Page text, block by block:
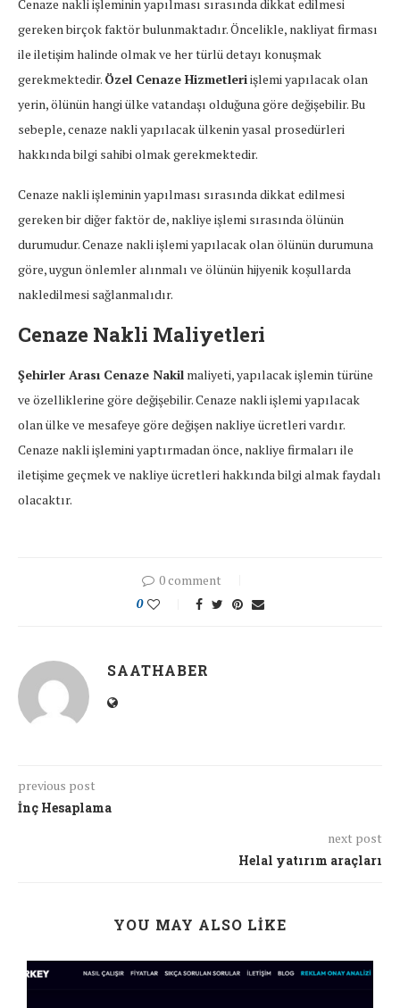
Cenaze nakli işleminin yapılması sırasında dikkat edilmesi
gereken birçok faktör bulunmaktadır. Öncelikle, nakliyat firması
ile iletişim halinde olmak ve her türlü detayı konuşmak
gerekmektedir. Özel Cenaze Hizmetleriişlemi yapılacak olan
yerin, ölünün hangi ülke vatandaşı olduğuna göre değişebilir. Bu
sebeple, cenaze nakli yapılacak ülkenin yasal prosedürleri
hakkında bilgi sahibi olmak gerekmektedir.
Cenaze nakli işleminin yapılması sırasında dikkat edilmesi
gereken bir diğer faktör de, nakliye işlemi sırasında ölünün
durumudur. Cenaze nakli işlemi yapılacak olan ölünün durumuna
göre, uygun önlemler alınmalı ve ölünün hijyenik koşullarda
nakledilmesi sağlanmalıdır.
Cenaze Nakli Maliyetleri
Şehirler Arası Cenaze Nakil maliyeti, yapılacak işlemin türüne
ve özelliklerine göre değişebilir. Cenaze nakli işlemi yapılacak
olan ülke ve mesafeye göre değişen nakliye ücretleri vardır.
Cenaze nakli işlemini yaptırmadan önce, nakliye firmaları ile
iletişime geçmek ve nakliye ücretleri hakkında bilgi almak faydalı
olacaktır.
0 comment
0
SAATHABER
previous post
İnç Hesaplama
next post
Helal yatırım araçları
YOU MAY ALSO LIKE